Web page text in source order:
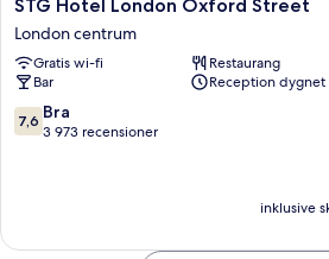
Hotel
London
Oxford
Street
London
centrum
STG Hotel London Oxford Street
London centrum
Gratis wi-fi
Restaurang
Bar
Reception dygnet
7.6
av
7,6 Bra
3 973 recensioner
inklusive